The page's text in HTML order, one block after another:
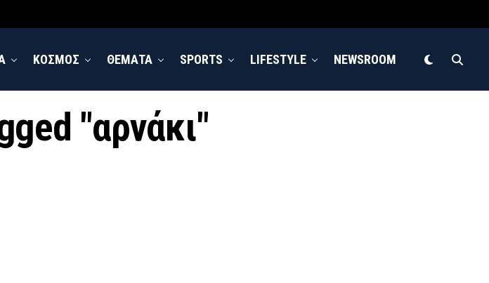
ΚΟΣΜΟΣ ΘΕΜΑΤΑ SPORTS LIFESTYLE NEWSROOM
"αρνάκι"